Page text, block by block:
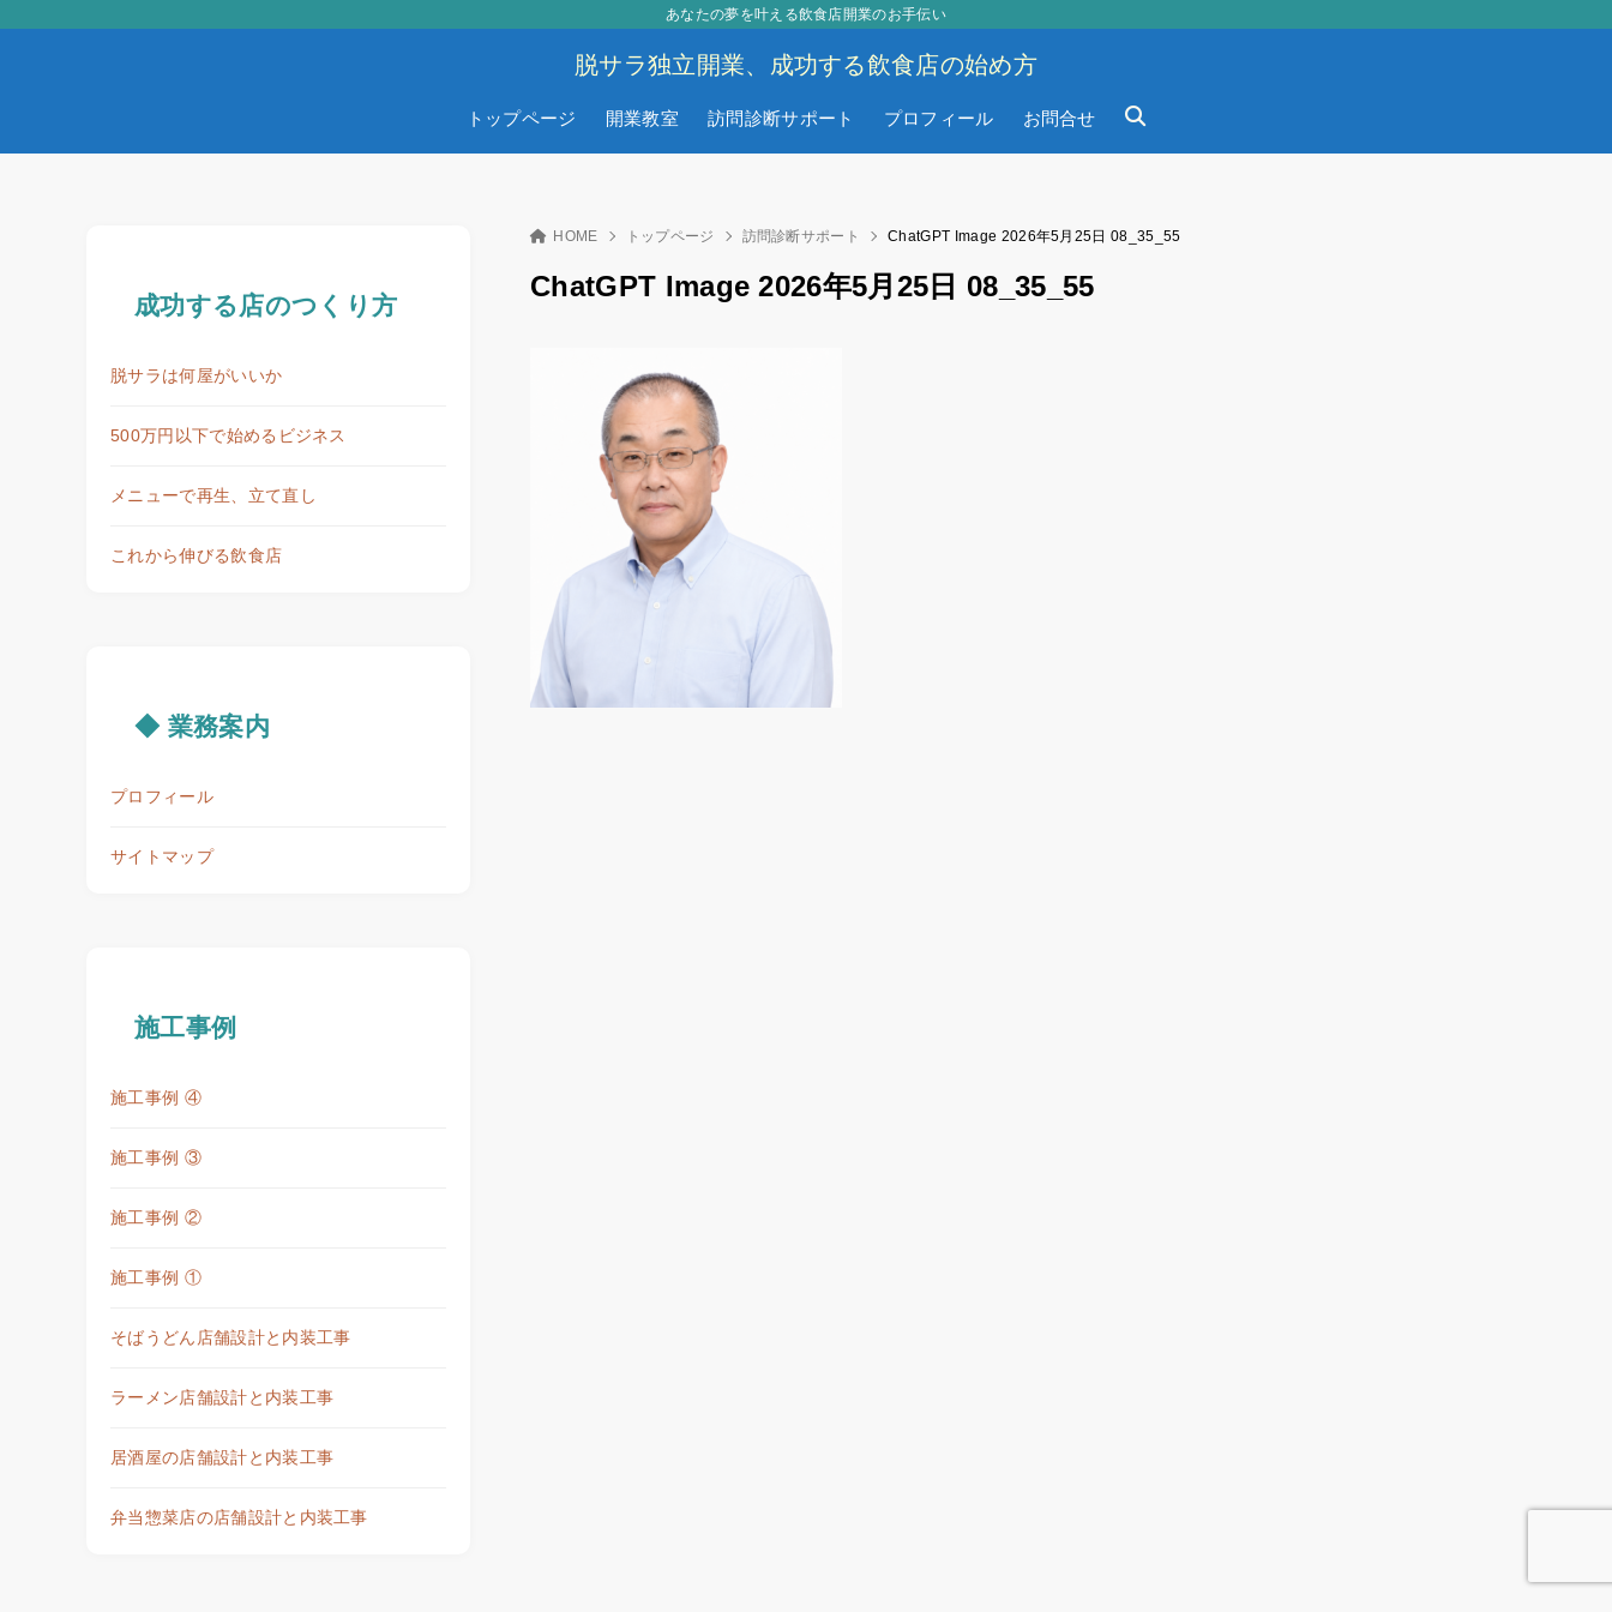
脱サラ独立開業、成功する飲食店の始め方
あなたの夢を叶える飲食店開業のお手伝い
トップページ 開業教室 訪問診断サポート プロフィール お問合せ
HOME トップページ 訪問診断サポート ChatGPT Image 2026年5月25日 08_35_55
ChatGPT Image 2026年5月25日 08_35_55
成功する店のつくり方
脱サラは何屋がいいか
500万円以下で始めるビジネス
メニューで再生、立て直し
これから伸びる飲食店
◆ 業務案内
プロフィール
サイトマップ
施工事例
施工事例 ④
施工事例 ③
施工事例 ②
施工事例 ①
そばうどん店舗設計と内装工事
ラーメン店舗設計と内装工事
居酒屋の店舗設計と内装工事
弁当惣菜店の店舗設計と内装工事